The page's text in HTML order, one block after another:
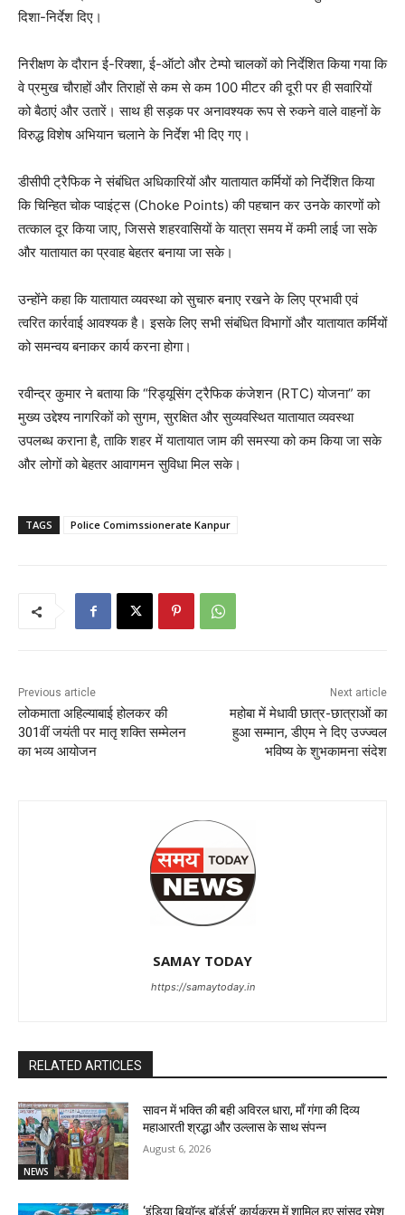
दिशा-निर्देश दिए।
निरीक्षण के दौरान ई-रिक्शा, ई-ऑटो और टेम्पो चालकों को निर्देशित किया गया कि
वे प्रमुख चौराहों और तिराहों से कम से कम 100 मीटर की दूरी पर ही सवारियों
को बैठाएं और उतारें। साथ ही सड़क पर अनावश्यक रूप से रुकने वाले वाहनों के
विरुद्ध विशेष अभियान चलाने के निर्देश भी दिए गए।
डीसीपी ट्रैफिक ने संबंधित अधिकारियों और यातायात कर्मियों को निर्देशित किया
कि चिन्हित चोक प्वाइंट्स (Choke Points) की पहचान कर उनके कारणों को
तत्काल दूर किया जाए, जिससे शहरवासियों के यात्रा समय में कमी लाई जा सके
और यातायात का प्रवाह बेहतर बनाया जा सके।
उन्होंने कहा कि यातायात व्यवस्था को सुचारु बनाए रखने के लिए प्रभावी एवं
त्वरित कार्रवाई आवश्यक है। इसके लिए सभी संबंधित विभागों और यातायात कर्मियों
को समन्वय बनाकर कार्य करना होगा।
रवीन्द्र कुमार ने बताया कि “रिड्यूसिंग ट्रैफिक कंजेशन (RTC) योजना” का
मुख्य उद्देश्य नागरिकों को सुगम, सुरक्षित और सुव्यवस्थित यातायात व्यवस्था
उपलब्ध कराना है, ताकि शहर में यातायात जाम की समस्या को कम किया जा सके
और लोगों को बेहतर आवागमन सुविधा मिल सके।
TAGS Police Comimssionerate Kanpur
Previous article
लोकमाता अहिल्याबाई होलकर की
301वीं जयंती पर मातृ शक्ति सम्मेलन
का भव्य आयोजन
Next article
महोबा में मेधावी छात्र-छात्राओं का
हुआ सम्मान, डीएम ने दिए उज्ज्वल
भविष्य के शुभकामना संदेश
SAMAY TODAY
https://samaytoday.in
RELATED ARTICLES
NEWS
सावन में भक्ति की बही अविरल धारा, माँ गंगा की दिव्य
महाआरती श्रद्धा और उल्लास के साथ संपन्न
August 6, 2026
‘इंडिया बियॉन्ड बॉर्डर्स’ कार्यक्रम में शामिल हुए सांसद रमेश